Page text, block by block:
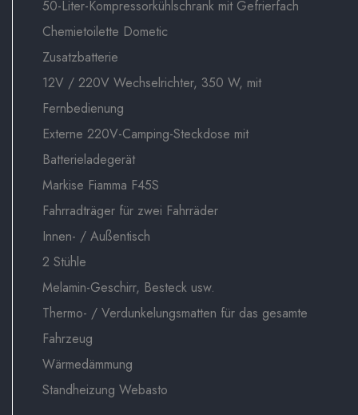
50-Liter-Kompressorkühlschrank mit Gefrierfach
Chemietoilette Dometic
Zusatzbatterie
12V / 220V Wechselrichter, 350 W, mit
Fernbedienung
Externe 220V-Camping-Steckdose mit
Batterieladegerät
Markise Fiamma F45S
Fahrradträger für zwei Fahrräder
Innen- / Außentisch
2 Stühle
Melamin-Geschirr, Besteck usw.
Thermo- / Verdunkelungsmatten für das gesamte
Fahrzeug
Wärmedämmung
Standheizung Webasto